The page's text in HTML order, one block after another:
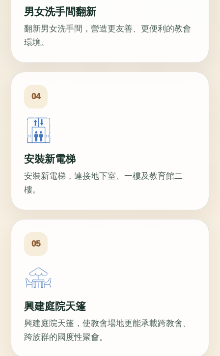
男女洗手間翻新
翻新男女洗手間，營造更友善、更便利的教會
環境。
04
安裝新電梯
安裝新電梯，連接地下室、一樓及教育館二
樓。
05
興建庭院天篷
興建庭院天篷，使教會場地更能承載跨教會、
跨族群的國度性聚會。